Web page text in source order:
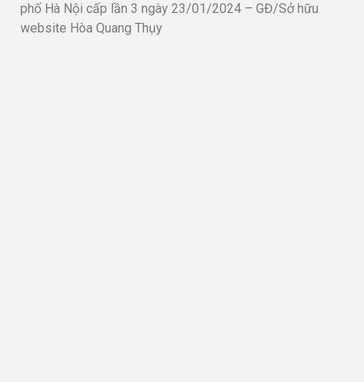
phố Hà Nội cấp lần 3 ngày 23/01/2024 – GĐ/Sở hữu
website Hòa Quang Thụy